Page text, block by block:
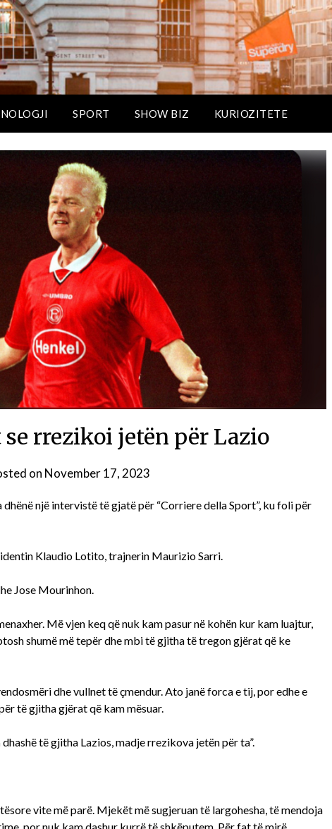
SPORT SHOW BIZ KURIOZITETE
rrezikoi jetën për Lazio
on November 17, 2023
një intervistë të gjatë për “Corriere della Sport”, ku foli për
Klaudio Lotito, trajnerin Maurizio Sarri.
Jose Mourinhon.
Më vjen keq që nuk kam pasur në kohën kur kam luajtur,
shumë më tepër dhe mbi të gjitha të tregon gjërat që ke
dhe vullnet të çmendur. Ato janë forca e tij, por edhe e
të gjitha gjërat që kam mësuar.
të gjitha Lazios, madje rrezikova jetën për ta”.
vite më parë. Mjekët më sugjeruan të largohesha, të mendoja